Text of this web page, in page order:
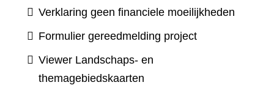
Verklaring geen financiele moeilijkheden
Formulier gereedmelding project
Viewer Landschaps- en
themagebiedskaarten